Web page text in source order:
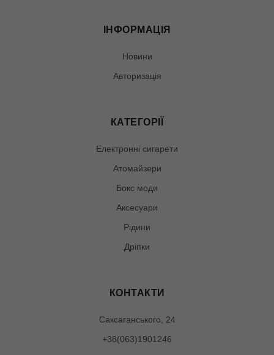
ІНФОРМАЦІЯ
Новини
Авторизація
КАТЕГОРІЇ
Електронні сигарети
Атомайзери
Бокс моди
Аксесуари
Рідини
Дріпки
КОНТАКТИ
Саксаганського, 24
+38(063)1901246